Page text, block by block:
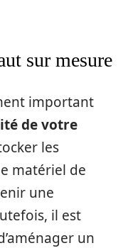
sur mesure
important
de votre
les
matériel de
une
il est
un